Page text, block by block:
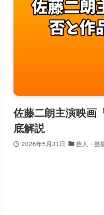
佐藤二朗主演映画
底解説
2026年5月31日 芸人・芸